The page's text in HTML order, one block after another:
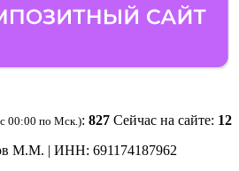
00:00 по Мск.): 827 Сейчас на сайте: 12
М.М. | ИНН: 691174187962